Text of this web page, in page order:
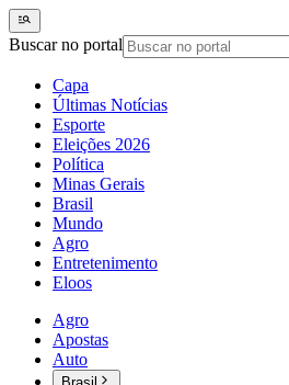
Buscar no portal
Capa
Últimas Notícias
Esporte
Eleições 2026
Política
Minas Gerais
Brasil
Mundo
Agro
Entretenimento
Eloos
Agro
Apostas
Auto